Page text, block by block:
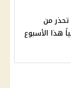
من
هذا الأسبوع